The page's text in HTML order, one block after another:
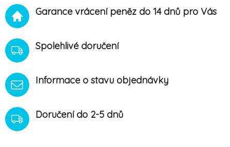
Garance vrácení peněz do 14 dnů pro Vás
Spolehlivé doručení
Informace o stavu objednávky
Doručení do 2-5 dnů